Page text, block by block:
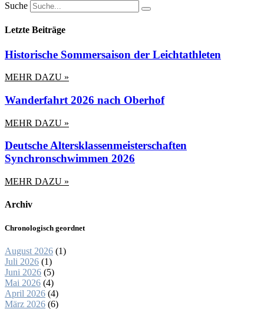
Suche
Letzte Beiträge
Historische Sommersaison der Leichtathleten
MEHR DAZU »
Wanderfahrt 2026 nach Oberhof
MEHR DAZU »
Deutsche Altersklassenmeisterschaften
Synchronschwimmen 2026
MEHR DAZU »
Archiv
Chronologisch geordnet
August 2026 (1)
Juli 2026 (1)
Juni 2026 (5)
Mai 2026 (4)
April 2026 (4)
März 2026 (6)